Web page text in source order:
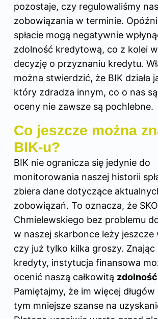
pozostaje, czy regulowaliśmy
zobowiązania w terminie.
spłacie mogą negatywnie
zdolność kredytową, co z kolei
decyzję o przyznaniu kredytu.
można stwierdzić, że BIK działa
który zdradza innym, co o nas
oceny nie zawsze są pochlebne.
Co jeszcze można
BIK-u?
BIK nie ogranicza się jedynie do
monitorowania naszej historii
zbiera dane dotyczące
zobowiązań. To oznacza, że
Chmielewskiego bez problemu
w naszej skarbonce leży jeszcze
czy już tylko kilka groszy. Znając
kredyty, instytucja finansowa
ocenić naszą całkowitą
Pamiętajmy, że im więcej
tym mniejsze szanse na